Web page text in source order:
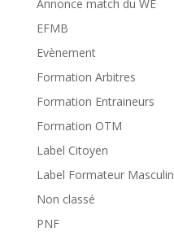
Annonce match du WE
EFMB
Evènement
Formation Arbitres
Formation Entraineurs
Formation OTM
Label Citoyen
Label Formateur Masculin
Non classé
PNF